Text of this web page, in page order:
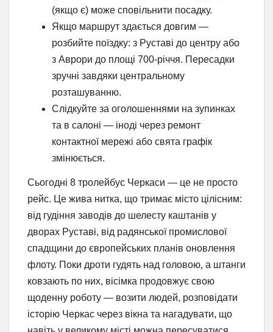
(якщо є) може сповільнити посадку.
Якщо маршрут здається довгим —
розбийте поїздку: з Руставі до центру або
з Аврори до площі 700-річчя. Пересадки
зручні завдяки центральному
розташуванню.
Слідкуйте за оголошеннями на зупинках
та в салоні — іноді через ремонт
контактної мережі або свята графік
змінюється.
Сьогодні 8 тролейбус Черкаси — це не просто
рейс. Це жива нитка, що тримає місто цілісним:
від гудіння заводів до шелесту каштанів у
дворах Руставі, від радянської промислової
спадщини до європейських планів оновлення
флоту. Поки дроти гудять над головою, а штанги
ковзають по них, вісімка продовжує свою
щоденну роботу — возити людей, розповідати
історію Черкас через вікна та нагадувати, що